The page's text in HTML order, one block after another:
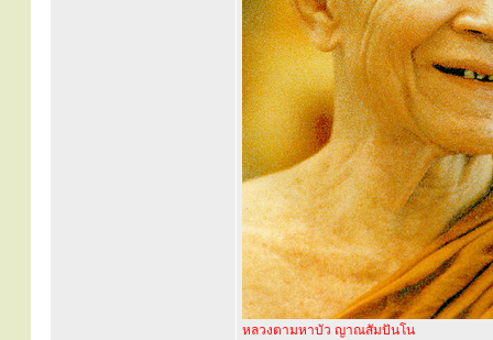
หลวงตามหาบัว ญาณสัมปันโน